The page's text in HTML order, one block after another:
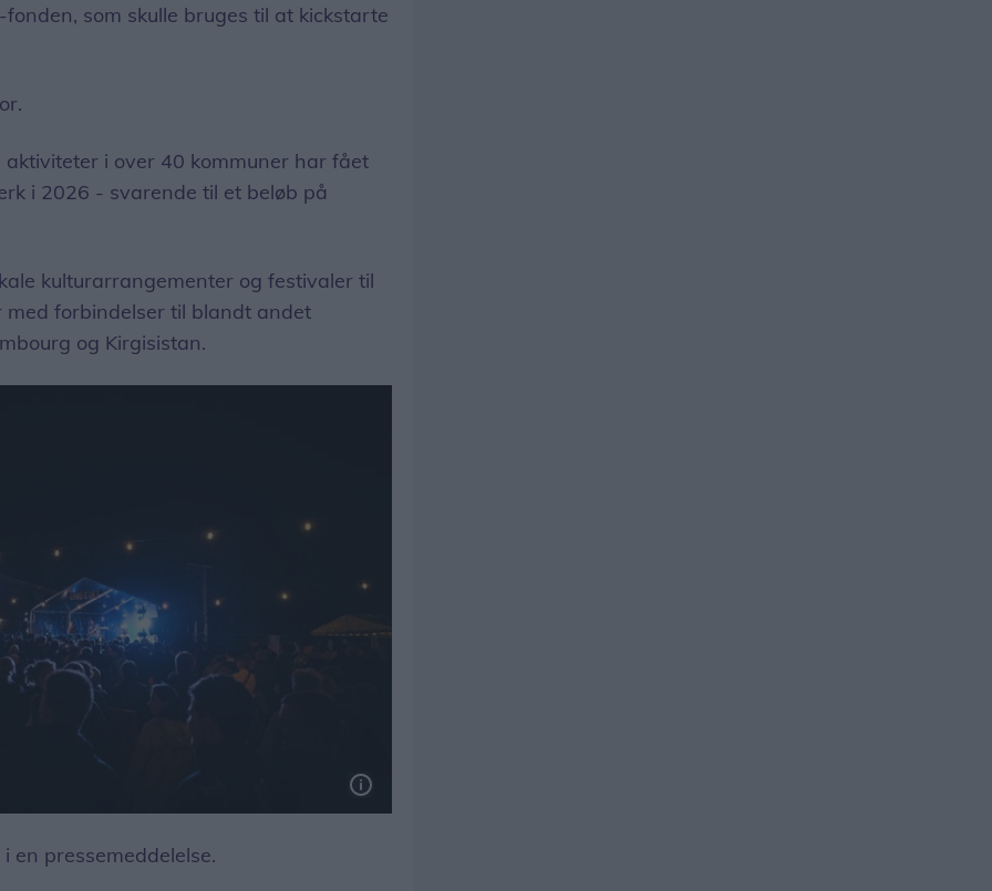
som skulle bruges til at kickstarte
i over 40 kommuner har fået
i 2026 - svarende til et beløb på
kulturarrangementer og festivaler til
forbindelser til blandt andet
og Kirgisistan.
en pressemeddelelse.